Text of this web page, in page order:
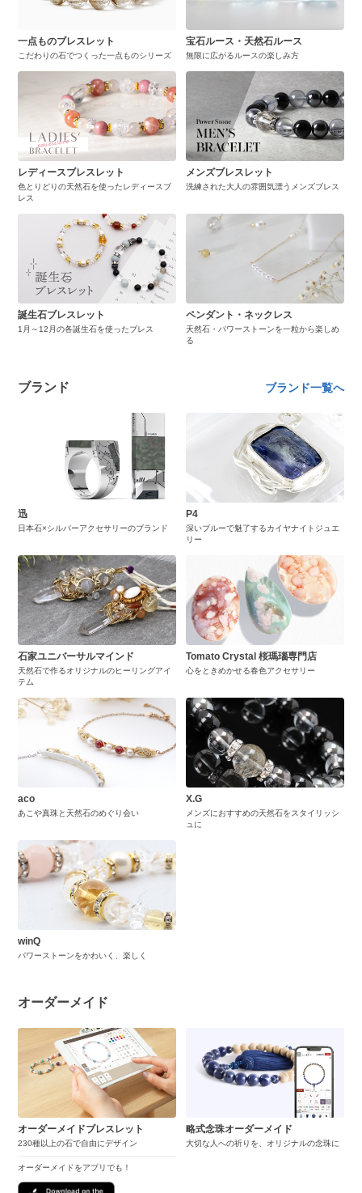
一点ものブレスレット
こだわりの石でつくった一点ものシリーズ
宝石ルース・天然石ルース
無限に広がるルースの楽しみ方
レディースブレスレット
色とりどりの天然石を使ったレディースブ
レス
メンズブレスレット
洗練された大人の雰囲気漂うメンズブレス
誕生石ブレスレット
1月～12月の各誕生石を使ったブレス
ペンダント・ネックレス
天然石・パワーストーンを一粒から楽しめ
る
ブランド ブランド一覧へ
迅
日本石×シルバーアクセサリーのブランド
P4
深いブルーで魅了するカイヤナイトジュエ
リー
石家ユニバーサルマインド
天然石で作るオリジナルのヒーリングアイ
テム
Tomato Crystal 桜瑪瑙専門店
心をときめかせる春色アクセサリー
aco
あこや真珠と天然石のめぐり会い
X.G
メンズにおすすめの天然石をスタイリッシ
ュに
winQ
パワーストーンをかわいく、楽しく
オーダーメイド
オーダーメイドブレスレット
230種以上の石で自由にデザイン
オーダーメイドをアプリでも！
略式念珠オーダーメイド
大切な人への祈りを、オリジナルの念珠に